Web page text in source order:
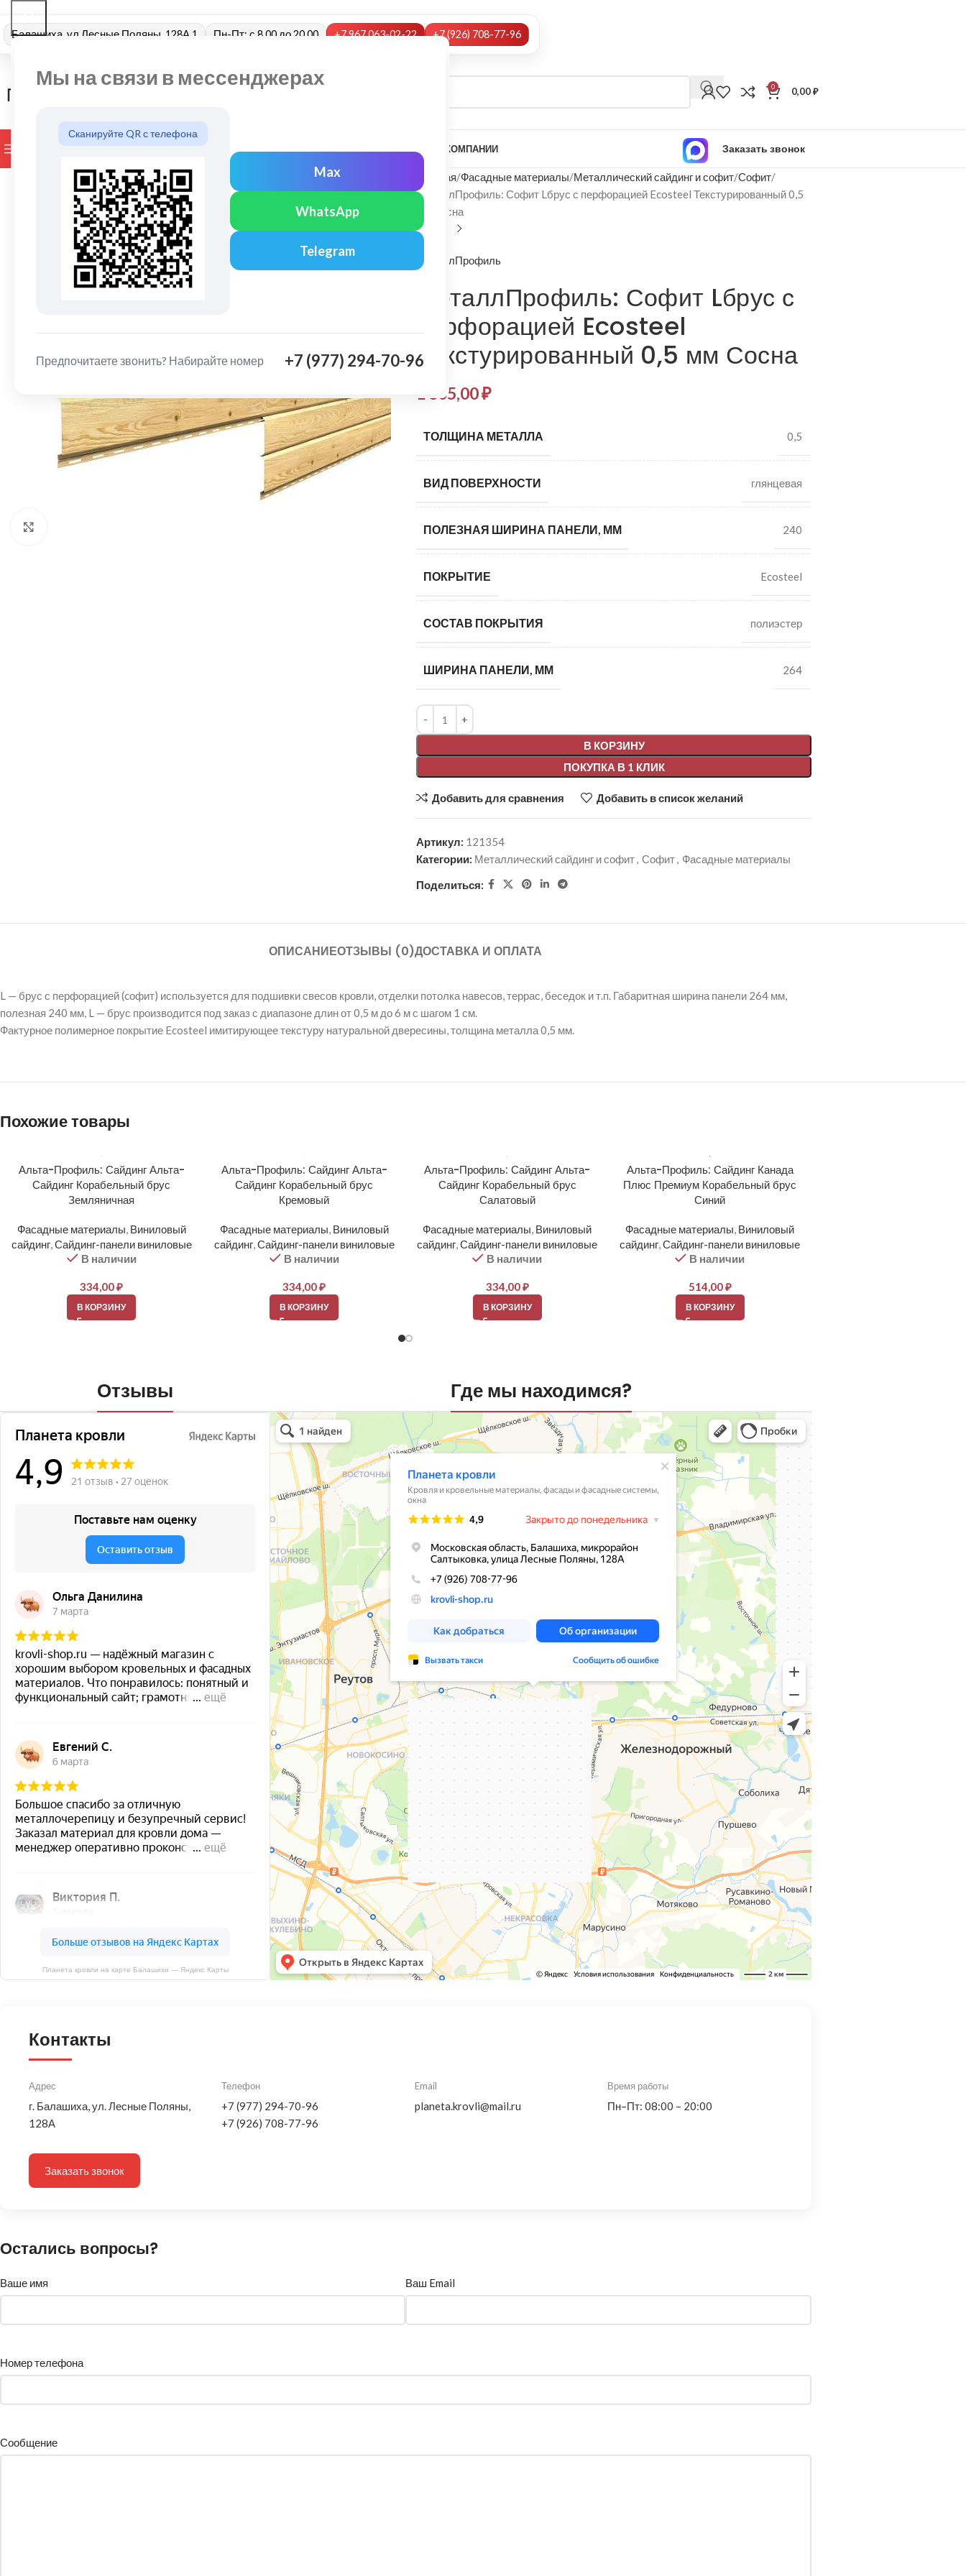
Мы на связи в мессенджерах
Сканируйте QR с телефона
Max
WhatsApp
Telegram
Предпочитаете звонить? Набирайте номер +7 (977) 294-70-96
Балашиха, ул Лесные Поляны, 128А 1 Пн-Пт: с 8.00 до 20.00 +7 967 063-02-22 +7 (926) 708-77-96
0 0,00₽
ПРОСМОТР КАТЕГОРИЙ БРЕНДЫ О КОМПАНИИ Заказать звонок
Главная Фасадные материалы Металлический сайдинг и софит Софит
МеталлПрофиль: Софит Lбрус с перфорацией Ecosteel Текстурированный 0,5
мм Сосна
МеталлПрофиль
МеталлПрофиль: Софит Lбрус с
перфорацией Ecosteel
Текстурированный 0,5 мм Сосна
1 605,00₽
ТОЛЩИНА МЕТАЛЛА 0,5
ВИД ПОВЕРХНОСТИ глянцевая
ПОЛЕЗНАЯ ШИРИНА ПАНЕЛИ, ММ 240
ПОКРЫТИЕ Ecosteel
СОСТАВ ПОКРЫТИЯ полиэстер
ШИРИНА ПАНЕЛИ, ММ 264
В КОРЗИНУ
ПОКУПКА В 1 КЛИК
Alternative:
Добавить для сравнения Добавить в список желаний
Артикул: 121354
Категории: Металлический сайдинг и софит, Софит, Фасадные материалы
Поделиться:
ОПИСАНИЕОТЗЫВЫ (0)ДОСТАВКА И ОПЛАТА
L — брус с перфорацией (cофит) используется для подшивки свесов кровли, отделки потолка навесов, террас, беседок и т.п. Габаритная ширина панели 264 мм,
полезная 240 мм, L — брус производится под заказ с диапазоне длин от 0,5 м до 6 м с шагом 1 см.
Фактурное полимерное покрытие Ecosteel имитирующее текстуру натуральной двересины, толщина металла 0,5 мм.
Похожие товары
Альта-Профиль: Сайдинг Альта-
Сайдинг Корабельный брус
Земляничная
Фасадные материалы, Виниловый
сайдинг,Сайдинг-панели виниловые
В наличии
334,00₽
В КОРЗИНУ
Альта-Профиль: Сайдинг Альта-
Сайдинг Корабельный брус
Кремовый
Фасадные материалы, Виниловый
сайдинг,Сайдинг-панели виниловые
В наличии
334,00₽
В КОРЗИНУ
Альта-Профиль: Сайдинг Альта-
Сайдинг Корабельный брус
Салатовый
Фасадные материалы, Виниловый
сайдинг,Сайдинг-панели виниловые
В наличии
334,00₽
В КОРЗИНУ
Альта-Профиль: Сайдинг Канада
Плюс Премиум Корабельный брус
Синий
Фасадные материалы, Виниловый
сайдинг,Сайдинг-панели виниловые
В наличии
514,00₽
В КОРЗИНУ
Отзывы
Планета кровли на карте Балашихи — Яндекс Карты
Где мы находимся?
Планета кровли
Кровля и кровельные материалы в Балашихе
Окна в Балашихе
Контакты
Адрес
г. Балашиха, ул. Лесные Поляны,
128А
Телефон
+7 (977) 294-70-96
+7 (926) 708-77-96
Email
planeta.krovli@mail.ru
Время работы
Пн–Пт: 08:00 – 20:00
Заказать звонок
Остались вопросы?
Ваше имя Ваш Email
Номер телефона
Сообщение